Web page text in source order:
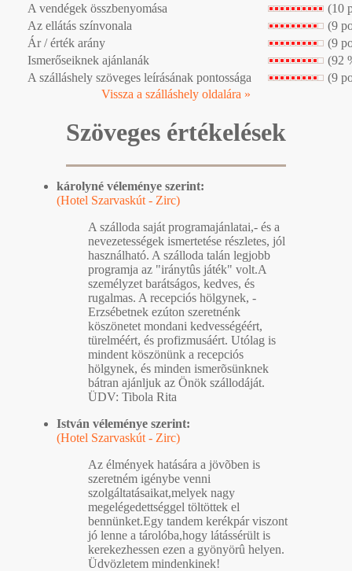
A vendégek összbenyomása
(10
Az ellátás színvonala
(9
Ár / érték arány
(9
Ismerőseiknek ajánlanák
(92
A szálláshely szöveges leírásának pontossága
(9
Vissza a szálláshely oldalára »
Szöveges értékelések
károlyné véleménye szerint:
(Hotel Szarvaskút - Zirc)
A szálloda saját programajánlatai,- és a
nevezetességek ismertetése részletes, jól
használható. A szálloda talán legjobb
programja az "iránytûs játék" volt.A
személyzet barátságos, kedves, és
rugalmas. A recepciós hölgynek, -
Erzsébetnek ezúton szeretnénk
köszönetet mondani kedvességéért,
türelméért, és profizmusáért. Utólag is
mindent köszönünk a recepciós
hölgynek, és minden ismerõsünknek
bátran ajánljuk az Önök szállodáját.
ÜDV: Tibola Rita
István véleménye szerint:
(Hotel Szarvaskút - Zirc)
Az élmények hatására a jövõben is
szeretném igénybe venni
szolgáltatásaikat,melyek nagy
megelégedettséggel töltöttek el
bennünket.Egy tandem kerékpár viszont
jó lenne a tárolóba,hogy látássérült is
kerekezhessen ezen a gyönyörû helyen.
Üdvözletem mindenkinek!